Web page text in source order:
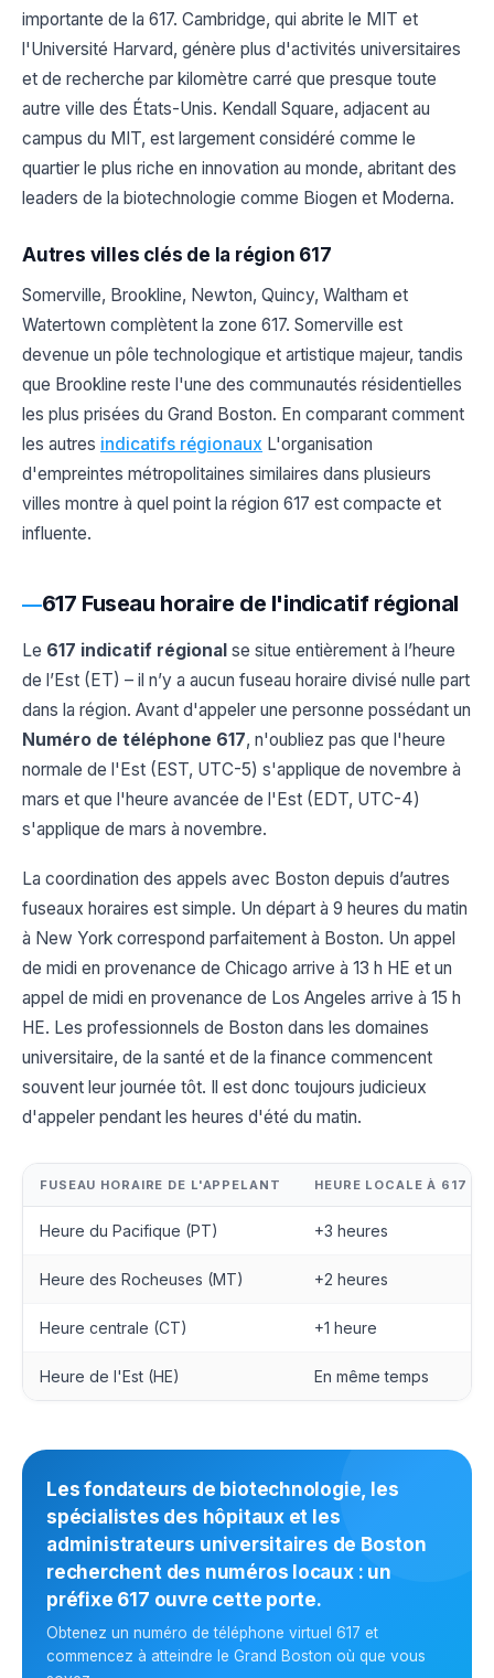
importante de la 617. Cambridge, qui abrite le MIT et
l'Université Harvard, génère plus d'activités universitaires
et de recherche par kilomètre carré que presque toute
autre ville des États-Unis. Kendall Square, adjacent au
campus du MIT, est largement considéré comme le
quartier le plus riche en innovation au monde, abritant des
leaders de la biotechnologie comme Biogen et Moderna.
Autres villes clés de la région 617
Somerville, Brookline, Newton, Quincy, Waltham et
Watertown complètent la zone 617. Somerville est
devenue un pôle technologique et artistique majeur, tandis
que Brookline reste l'une des communautés résidentielles
les plus prisées du Grand Boston. En comparant comment
les autres indicatifs régionaux L'organisation
d'empreintes métropolitaines similaires dans plusieurs
villes montre à quel point la région 617 est compacte et
influente.
617 Fuseau horaire de l'indicatif régional
Le 617 indicatif régional se situe entièrement à l’heure
de l’Est (ET) – il n’y a aucun fuseau horaire divisé nulle part
dans la région. Avant d'appeler une personne possédant un
Numéro de téléphone 617, n'oubliez pas que l'heure
normale de l'Est (EST, UTC-5) s'applique de novembre à
mars et que l'heure avancée de l'Est (EDT, UTC-4)
s'applique de mars à novembre.
La coordination des appels avec Boston depuis d’autres
fuseaux horaires est simple. Un départ à 9 heures du matin
à New York correspond parfaitement à Boston. Un appel
de midi en provenance de Chicago arrive à 13 h HE et un
appel de midi en provenance de Los Angeles arrive à 15 h
HE. Les professionnels de Boston dans les domaines
universitaire, de la santé et de la finance commencent
souvent leur journée tôt. Il est donc toujours judicieux
d'appeler pendant les heures d'été du matin.
FUSEAU HORAIRE DE L'APPELANT HEURE LOCALE À 617
Heure du Pacifique (PT) +3 heures
Heure des Rocheuses (MT) +2 heures
Heure centrale (CT) +1 heure
Heure de l'Est (HE) En même temps
Les fondateurs de biotechnologie, les
spécialistes des hôpitaux et les
administrateurs universitaires de Boston
recherchent des numéros locaux : un
préfixe 617 ouvre cette porte.
Obtenez un numéro de téléphone virtuel 617 et
commencez à atteindre le Grand Boston où que vous